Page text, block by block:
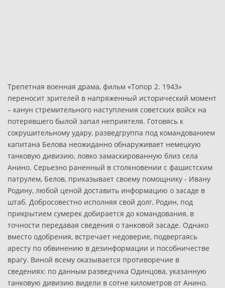
Трепетная военная драма, фильм «Топор 2. 1943»
переносит зрителей в напряженный исторический момент
– канун стремительного наступления советских войск на
потерявшего былой запал неприятеля. Готовясь к
сокрушительному удару, разведгруппа под командованием
капитана Белова неожиданно обнаруживает немецкую
танковую дивизию, ловко замаскированную близ села
Анино. Серьезно раненный в столкновении с фашистским
патрулем, Белов, приказывает своему помощнику - Ивану
Родину, любой ценой доставить информацию о засаде в
штаб. Добросовестно исполняя свой долг, Родин, под
прикрытием сумерек добирается до командования, в
точности передавая сведения о танковой засаде. Однако
вместо одобрения, встречает недоверие, подвергаясь
аресту по обвинению в дезинформации и пособничестве
врагу. Виной всему оказывается противоречие в
сведениях: по данным разведчика Одинцова, указанную
танковую дивизию видели в сотне километров от Анино.